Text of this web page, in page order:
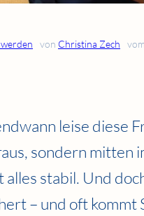
von Christina Zech vom
leise diese
sondern mitten
stabil. Und
– und oft kommt